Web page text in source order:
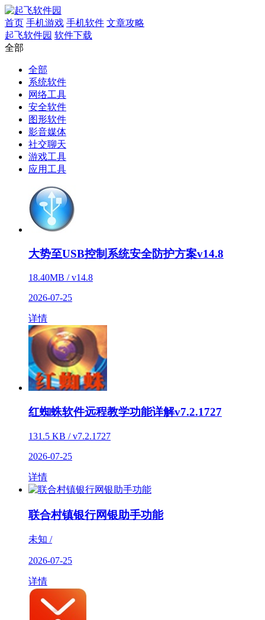
首页 手机游戏 手机软件 文章攻略
起飞软件园 软件下载
全部
全部
系统软件
网络工具
安全软件
图形软件
影音媒体
社交聊天
游戏工具
应用工具
大势至USB控制系统安全防护方案v14.8
18.40MB / v14.8
2026-07-25
详情
红蜘蛛软件远程教学功能详解v7.2.1727
131.5 KB / v7.2.1727
2026-07-25
详情
联合村镇银行网银助手功能
未知 /
2026-07-25
详情